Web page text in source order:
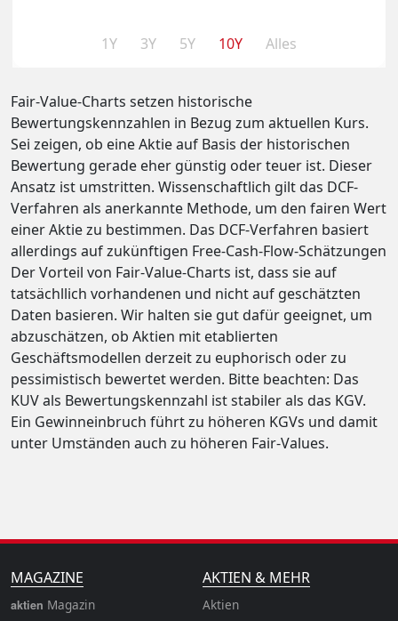
1Y 3Y 5Y 10Y Alles
Fair-Value-Charts setzen historische
Bewertungskennzahlen in Bezug zum aktuellen Kurs.
Sei zeigen, ob eine Aktie auf Basis der historischen
Bewertung gerade eher günstig oder teuer ist. Dieser
Ansatz ist umstritten. Wissenschaftlich gilt das DCF-
Verfahren als anerkannte Methode, um den fairen Wert
einer Aktie zu bestimmen. Das DCF-Verfahren basiert
allerdings auf zukünftigen Free-Cash-Flow-Schätzungen
Der Vorteil von Fair-Value-Charts ist, dass sie auf
tatsächllich vorhandenen und nicht auf geschätzten
Daten basieren. Wir halten sie gut dafür geeignet, um
abzuschätzen, ob Aktien mit etablierten
Geschäftsmodellen derzeit zu euphorisch oder zu
pessimistisch bewertet werden. Bitte beachten: Das
KUV als Bewertungskennzahl ist stabiler als das KGV.
Ein Gewinneinbruch führt zu höheren KGVs und damit
unter Umständen auch zu höheren Fair-Values.
MAGAZINE
aktien Magazin
AKTIEN & MEHR
Aktien